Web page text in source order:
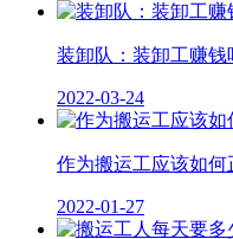
装卸队：装卸工赚钱
2022-03-24
作为搬运工应该如何
2022-01-27